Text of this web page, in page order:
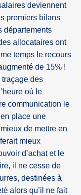
deviennent
premiers bilans
départements
allocataires ont
temps le recours
de 15% !
traçage des
où le
communication le
place une
de mettre en
mieux
d’achat et le
il ne cesse de
destinées à
alors qu’il ne fait